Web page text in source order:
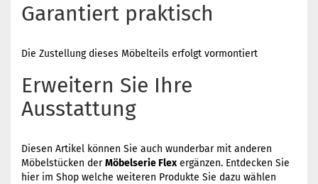
Garantiert praktisch
Die Zustellung dieses Möbelteils erfolgt vormontiert
Erweitern Sie Ihre
Ausstattung
Diesen Artikel können Sie auch wunderbar mit anderen
Möbelstücken derMöbelserie Flex ergänzen. Entdecken Sie
hier im Shop welche weiteren Produkte Sie dazu wählen